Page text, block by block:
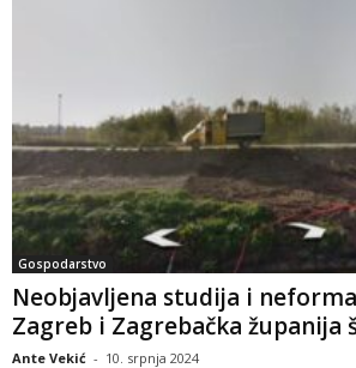
Gospodarstvo
Neobjavljena studija i
Zagreb i Zagrebačka županija
Ante Vekić - 10. srpnja 2024